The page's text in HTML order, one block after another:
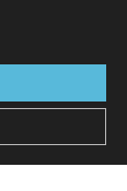
anos de
leitores por
Portugal